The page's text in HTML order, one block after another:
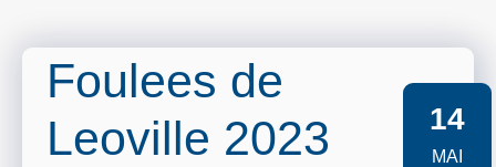
Foulees de
Leoville 2023
14
MAI